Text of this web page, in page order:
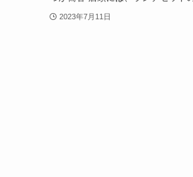
2023年7月11日